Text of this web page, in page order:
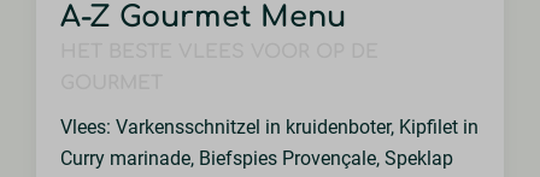
A-Z Gourmet Menu
Vlees: Varkensschnitzel in kruidenboter, Kipfilet in
Curry marinade, Biefspies Provençale, Speklap